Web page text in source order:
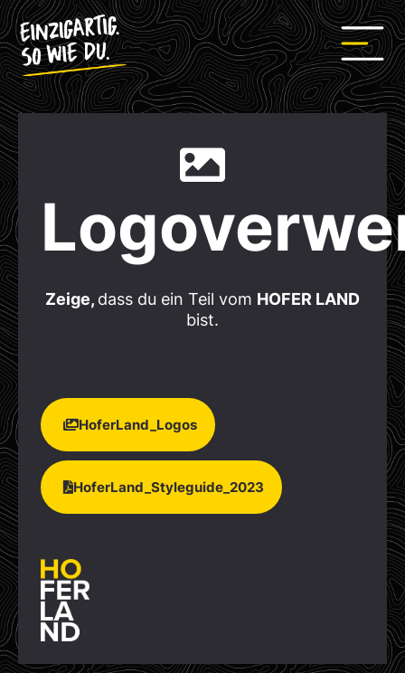
Zeige, dass du ein Teil vom HOFER LAND
bist.
HoferLand_Logos
HoferLand_Styleguide_2023